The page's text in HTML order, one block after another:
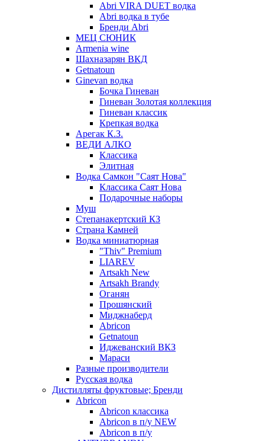
Abri VIRA DUET водка
Abri водка в тубе
Бренди Abri
МЕЦ СЮНИК
Armenia wine
Шахназарян ВКД
Getnatoun
Ginevan водка
Бочка Гиневан
Гиневан Золотая коллекция
Гиневан классик
Крепкая водка
Арегак К.З.
ВЕДИ АЛКО
Классика
Элитная
Водка Самкон "Саят Нова"
Классика Саят Нова
Подарочные наборы
Муш
Степанакертский КЗ
Страна Камней
Водка миниатюрная
"Thiv" Premium
LIAREV
Artsakh New
Artsakh Brandy
Оганян
Прошянский
Миджнаберд
Abricon
Getnatoun
Иджеванский ВКЗ
Мараси
Разные производители
Русская водка
Дистилляты фруктовые; Бренди
Abricon
Abricon классика
Abricon в п/у NEW
Abricon в п/у